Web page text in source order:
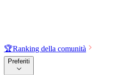
🏆Ranking della comunità
Preferiti